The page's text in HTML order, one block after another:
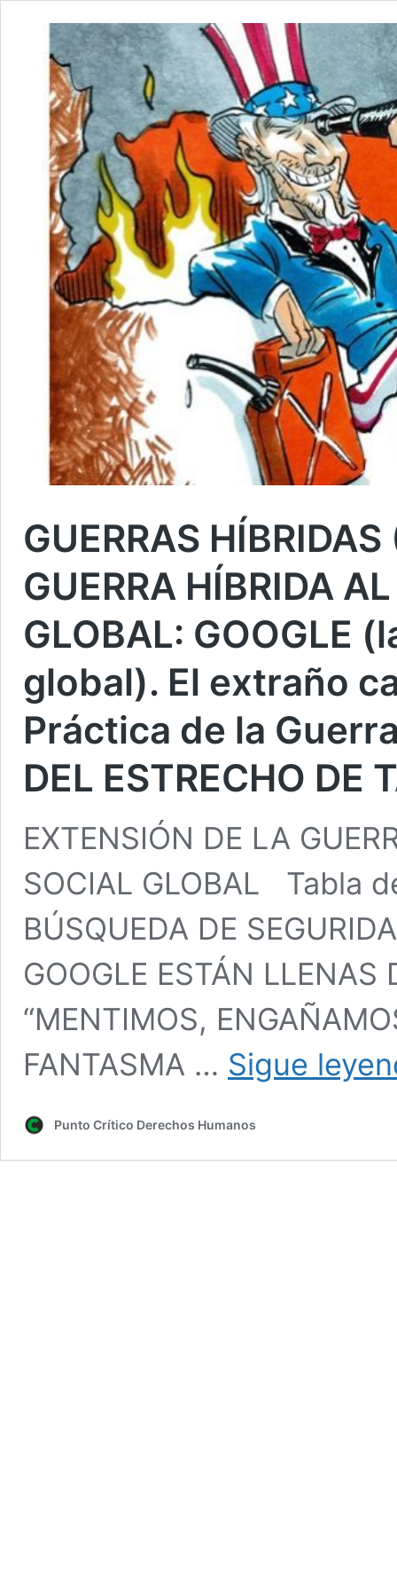
GUERRAS
GUERRA HÍBRIDA
GLOBAL: GOOGLE
global). El extraño
Práctica de la
DEL ESTRECHO DE
EXTENSIÓN DE LA
SOCIAL GLOBAL Tabla
BÚSQUEDA DE
GOOGLE ESTÁN LLENAS
“MENTIMOS,
FANTASMA … Sigue
Punto Crítico Derechos Humanos